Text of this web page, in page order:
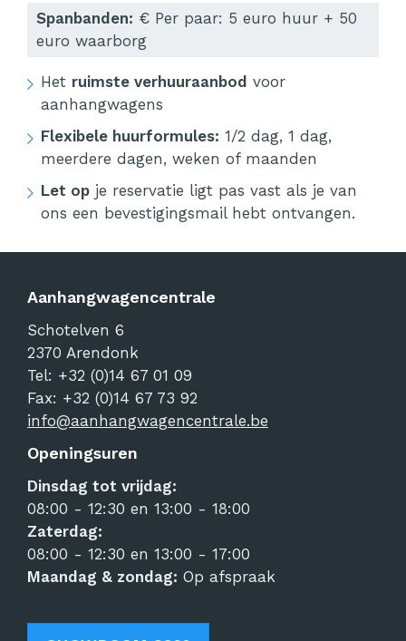
Spanbanden: € Per paar: 5 euro huur + 50
euro waarborg
Het ruimste verhuuraanbod voor
aanhangwagens
Flexibele huurformules: 1/2 dag, 1 dag,
meerdere dagen, weken of maanden
Let op je reservatie ligt pas vast als je van
ons een bevestigingsmail hebt ontvangen.
Aanhangwagencentrale
Schotelven 6
2370 Arendonk
Tel: +32 (0)14 67 01 09
Fax: +32 (0)14 67 73 92
info@aanhangwagencentrale.be
Openingsuren
Dinsdag tot vrijdag:
08:00 - 12:30 en 13:00 - 18:00
Zaterdag:
08:00 - 12:30 en 13:00 - 17:00
Maandag & zondag: Op afspraak